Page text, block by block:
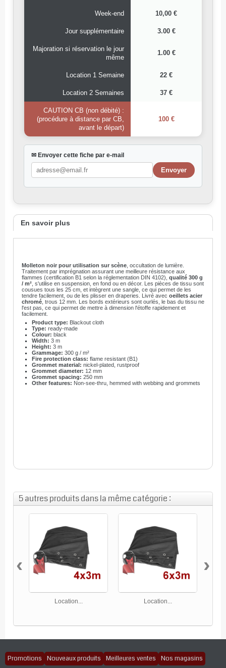
Week-end 10,00 €
Jour supplémentaire 3.00 €
Majoration si réservation le jour
même
1.00 €
Location 1 Semaine 22 €
Location 2 Semaines 37 €
CAUTION CB (non débité) :
(procédure à distance par CB,
avant le départ)
100 €
✉ Envoyer cette fiche par e-mail
En savoir plus
Molleton noir pour utilisation sur scène , occultation de lumière.
Traitement par imprégnation assurant une meilleure résistance aux
flammes (certification B1 selon la réglementation DIN 4102), qualité 300 g
/ m² , s'utilise en suspension, en fond ou en décor. Les pièces de tissu sont
cousues tous les 25 cm, et intègrent une sangle, ce qui permet de les
tendre facilement, ou de les plisser en draperies. Livré avec oeillets acier
chromé , trous 12 mm. Les bords extérieurs sont ourlés, le bas du tissu ne
l'est pas, ce qui permet de mettre à dimension l'étoffe rapidement et
facilement.
Product type: Blackout cloth
Type: ready-made
Colour: black
Width: 3 m
Height: 3 m
Grammage: 300 g / m²
Fire protection class: flame resistant (B1)
Grommet material: nickel-plated, rustproof
Grommet diameter: 12 mm
Grommet spacing: 250 mm
Other features: Non-see-thru, hemmed with webbing and grommets
5 autres produits dans la même catégorie :
Location... Location...
‹ ›
Promotions Nouveaux produits Meilleures ventes Nos magasins